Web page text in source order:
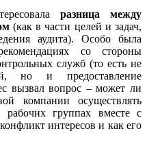
разница между
(как в части целей и задач,
аудита). Особо была
со стороны
служб (то есть не
но и предоставление
вызвал вопрос – может ли
компании осуществлять
рабочих группах вместе с
интересов и как его